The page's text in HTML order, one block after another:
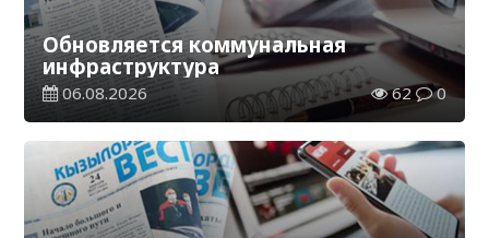
Обновляется коммунальная
инфраструктура
06.08.2026 62 0